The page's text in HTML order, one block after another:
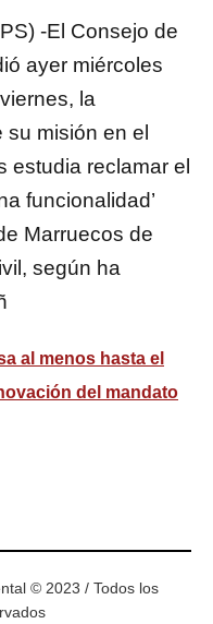
-El Consejo de
ayer miércoles
la
misión en el
estudia reclamar el
funcionalidad’
Marruecos de
según ha
al menos hasta el
del mandato
© 2023 / Todos los